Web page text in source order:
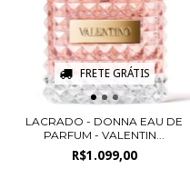
FRETE GRÁTIS
LACRADO - DONNA EAU DE
PARFUM - VALENTIN...
R$1.099,00